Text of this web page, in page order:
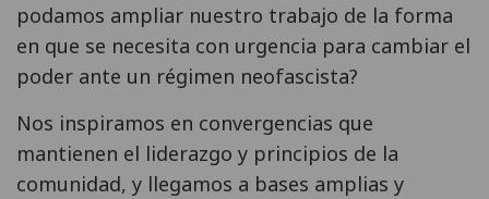
podamos ampliar nuestro trabajo de la forma
en que se necesita con urgencia para cambiar el
poder ante un régimen neofascista?
Nos inspiramos en convergencias que
mantienen el liderazgo y principios de la
comunidad, y llegamos a bases amplias y